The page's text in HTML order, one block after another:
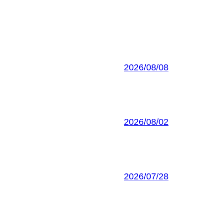
2026/08/08
2026/08/02
2026/07/28